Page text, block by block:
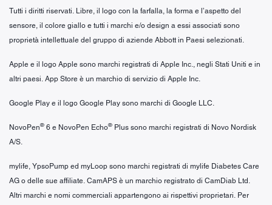
Tutti i diritti riservati. Libre, il logo con la farfalla, la forma e l’aspetto del
sensore, il colore giallo e tutti i marchi e/o design a essi associati sono
proprietà intellettuale del gruppo di aziende Abbott in Paesi selezionati.
Apple e il logo Apple sono marchi registrati di Apple Inc., negli Stati Uniti e in
altri paesi. App Store è un marchio di servizio di Apple Inc.
Google Play e il logo Google Play sono marchi di Google LLC.
NovoPen® 6 e NovoPen Echo® Plus sono marchi registrati di Novo Nordisk
A/S.
mylife, YpsoPump ed myLoop sono marchi registrati di mylife Diabetes Care
AG o delle sue affiliate. CamAPS è un marchio registrato di CamDiab Ltd.
Altri marchi e nomi commerciali appartengono ai rispettivi proprietari. Per